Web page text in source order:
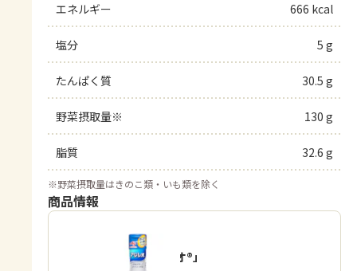
エネルギー 666 kcal
塩分 5 g
たんぱく質 30.5 g
野菜摂取量※ 130 g
脂質 32.6 g
※野菜摂取量はきのこ類・いも類を除く
商品情報
「アジシオ®」